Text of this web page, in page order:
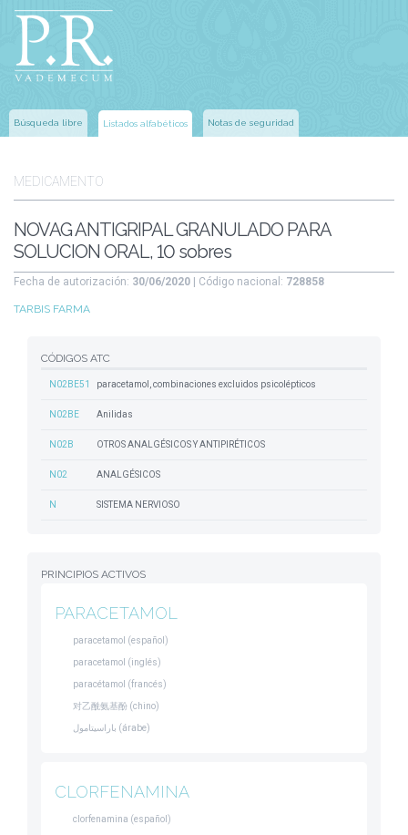
Búsqueda libre Listados alfabéticos Notas de seguridad
MEDICAMENTO
NOVAG ANTIGRIPAL GRANULADO PARA
SOLUCION ORAL, 10 sobres
Fecha de autorización: 30/06/2020 | Código nacional: 728858
TARBIS FARMA
CÓDIGOS ATC
N02BE51 paracetamol, combinaciones excluidos psicolépticos
N02BE Anilidas
N02B OTROS ANALGÉSICOS Y ANTIPIRÉTICOS
N02 ANALGÉSICOS
N SISTEMA NERVIOSO
PRINCIPIOS ACTIVOS
PARACETAMOL
paracetamol (español)
paracetamol (inglés)
paracétamol (francés)
对乙酰氨基酚 (chino)
باراسيتامول (árabe)
CLORFENAMINA
clorfenamina (español)